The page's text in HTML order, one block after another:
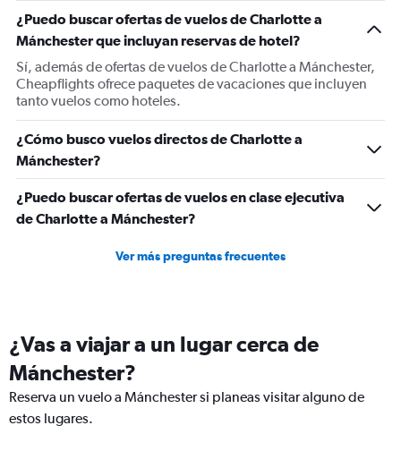
Y
axis
displaying
values.
Range:
0
1500.
¿Puedo buscar ofertas de vuelos de Charlotte a
Mánchester que incluyan reservas de hotel?
Sí, además de ofertas de vuelos de Charlotte a Mánchester,
Cheapflights ofrece paquetes de vacaciones que incluyen
tanto vuelos como hoteles.
¿Cómo busco vuelos directos de Charlotte a
Mánchester?
¿Puedo buscar ofertas de vuelos en clase ejecutiva
de Charlotte a Mánchester?
Ver más preguntas frecuentes
¿Vas a viajar a un lugar cerca de
Mánchester?
Reserva un vuelo a Mánchester si planeas visitar alguno de
estos lugares.